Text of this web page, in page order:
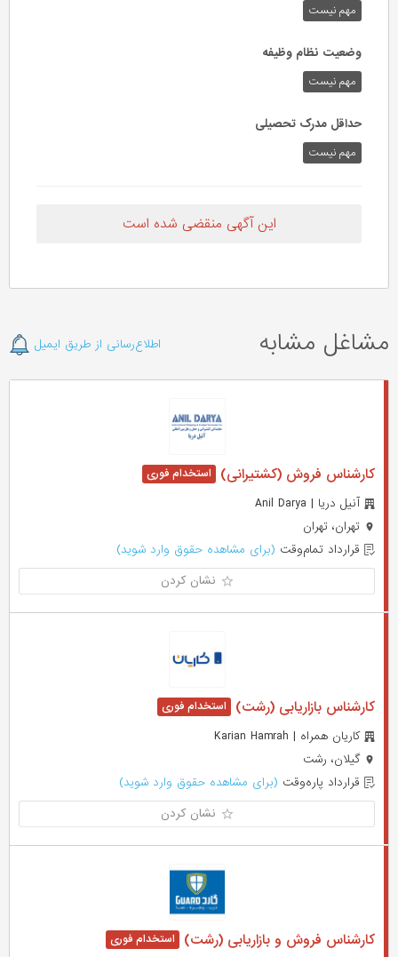
مهم نیست
وضعیت نظام وظیفه
مهم‌ نیست
حداقل مدرک تحصیلی
مهم نیست
این آگهی منقضی شده است
مشاغل مشابه اطلاع‌رسانی از طریق ایمیل
کارشناس فروش (کشتیرانی)
آنیل دریا | Anil Darya
تهران، تهران
قرارداد تمام‌وقت (برای مشاهده حقوق وارد شوید)
نشان کردن
کارشناس بازاریابی (رشت)
کاریان همراه | Karian Hamrah
گیلان، رشت
قرارداد پاره‌وقت (برای مشاهده حقوق وارد شوید)
نشان کردن
کارشناس فروش و بازاریابی (رشت)